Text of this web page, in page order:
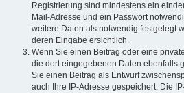
Registrierung sind mindestens ein
Mail-Adresse und ein Passwort
weitere Daten als notwendig festgelegt
deren Eingabe ersichtlich.
Wenn Sie einen Beitrag oder eine
die dort eingegebenen Daten ebenfalls
Sie einen Beitrag als Entwurf
auch Ihre IP-Adresse gespeichert. Die